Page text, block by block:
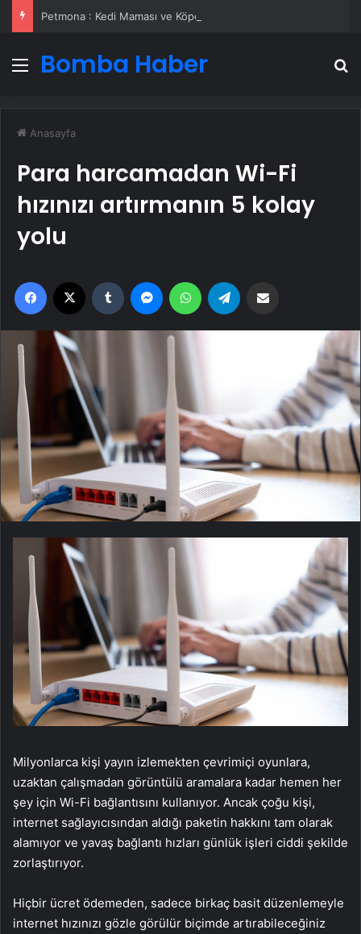
Menü
Bomba Haber
Anasayfa
Para harcamadan Wi-Fi
hızınızı artırmanın 5 kolay
yolu
Facebook Tumblr MessengerWhatsApp
Milyonlarca kişi yayın izlemekten çevrimiçi oyunlara,
uzaktan çalışmadan görüntülü aramalara kadar hemen her
şey için Wi-Fi bağlantısını kullanıyor. Ancak çoğu kişi,
internet sağlayıcısından aldığı paketin hakkını tam olarak
alamıyor ve yavaş bağlantı hızları günlük işleri ciddi şekilde
zorlaştırıyor.
Hiçbir ücret ödemeden, sadece birkaç basit düzenlemeyle
internet hızınızı gözle görülür biçimde artırabileceğiniz